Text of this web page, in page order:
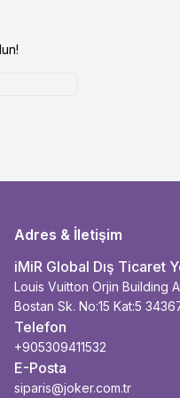
Adres & İletişim
iMiR Global Dış Ticaret
Louis Vuitton Orjin Building
Bostan Sk. No:15 Kat:5
Telefon
+905309411532
E-Posta
siparis@joker.com.tr